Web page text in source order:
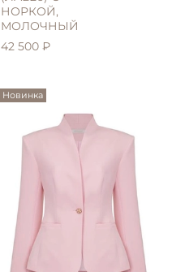
НОРКОЙ,
МОЛОЧНЫЙ
42 500 ₽
Новинка